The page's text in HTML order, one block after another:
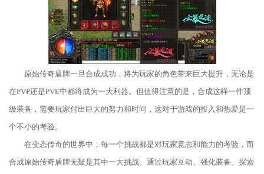
原始传奇盾牌一旦合成成功，将为玩家的角色带来巨大提升，无论是
在PVP还是PVE中都将成为一大利器。但值得注意的是，合成这样一件顶
级装备，需要玩家付出巨大的努力和时间，这对于游戏的投入和热爱是一
个不小的考验。
在变态传奇的世界中，每一个挑战都是对玩家意志和能力的考验，而
合成原始传奇盾牌无疑是其中一大挑战。通过玩家互动、强化装备、探索